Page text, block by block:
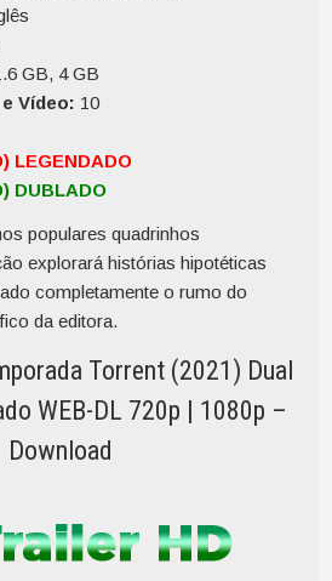
GB, 4 GB
Vídeo: 10
LEGENDADO
DUBLADO
populares quadrinhos
explorará histórias hipotéticas
completamente o rumo do
da editora.
Torrent (2021) Dual
WEB-DL 720p | 1080p –
Download